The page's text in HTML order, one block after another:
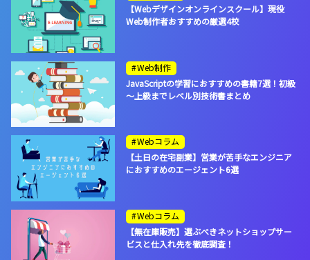
【Webデザインオンラインスクール】現役
Web制作者おすすめの厳選4校
Web制作
JavaScriptの学習におすすめの書籍7選！初級
～上級までレベル別技術書まとめ
Webコラム
【土日の在宅副業】営業が苦手なエンジニア
におすすめのエージェント6選
Webコラム
【無在庫販売】選ぶべきネットショップサー
ビスと仕入れ先を徹底調査！